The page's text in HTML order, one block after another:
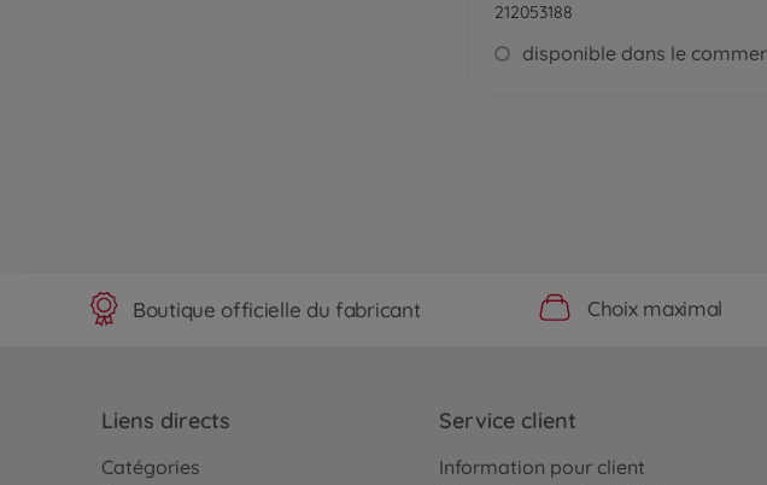
212053188
Boutique officielle du fabricant Choix maximal
Liens directs
Catégories
Service client
Information pour client